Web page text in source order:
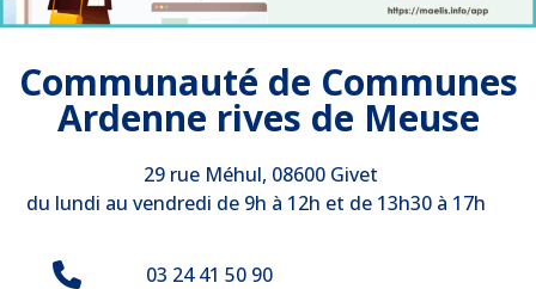
Communauté de Communes
Ardenne rives de Meuse
29 rue Méhul, 08600 Givet
du lundi au vendredi de 9h à 12h et de 13h30 à 17h
03 24 41 50 90